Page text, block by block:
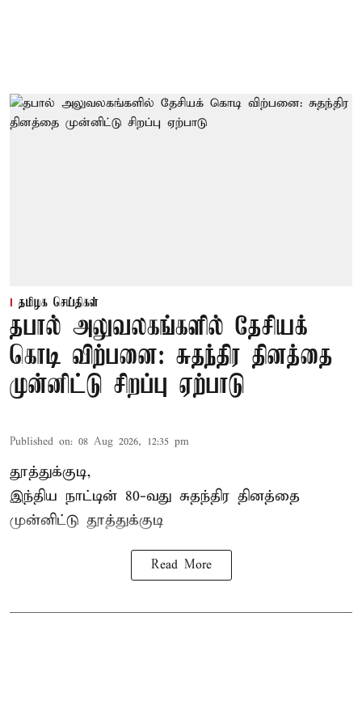
தமிழக செய்திகள்
தபால் அலுவலகங்களில் தேசியக்
கொடி விற்பனை: சுதந்திர தினத்தை
முன்னிட்டு சிறப்பு ஏற்பாடு
Published on: 08 Aug 2026, 12:35 pm
தூத்துக்குடி,
இந்திய நாட்டின் 80-வது சுதந்திர தினத்தை
முன்னிட்டு தூத்துக்குடி
Read More